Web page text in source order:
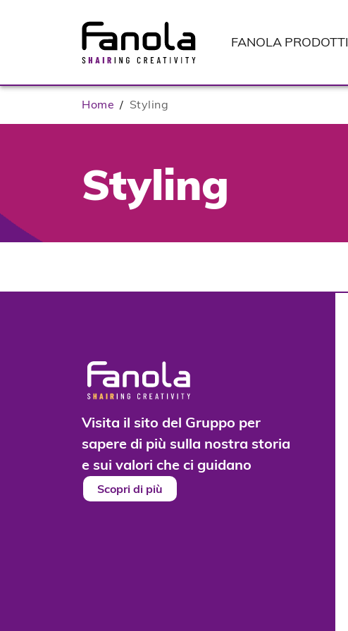
FANOLA PRODOTTI
Home / Styling
Styling
Visita il sito del Gruppo per
sapere di più sulla nostra storia
e sui valori che ci guidano
Scopri di più